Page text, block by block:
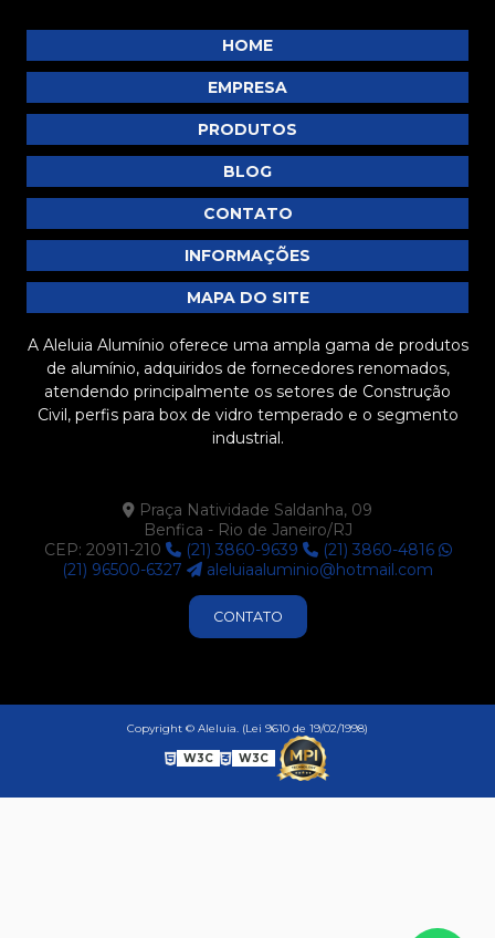
HOME
EMPRESA
PRODUTOS
BLOG
CONTATO
INFORMAÇÕES
MAPA DO SITE
A Aleluia Alumínio oferece uma ampla gama de produtos
de alumínio, adquiridos de fornecedores renomados,
atendendo principalmente os setores de Construção
Civil, perfis para box de vidro temperado e o segmento
industrial.
Praça Natividade Saldanha, 09
Benfica - Rio de Janeiro/RJ
CEP: 20911-210
(21) 3860-9639
(21) 3860-4816
(21) 96500-6327
aleluiaaluminio@hotmail.com
CONTATO
Copyright © Aleluia. (Lei 9610 de 19/02/1998)
W3C W3C